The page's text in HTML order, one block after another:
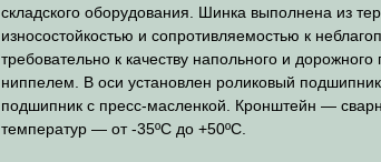
складского оборудования. Шинка выполнена из
износостойкостью и сопротивляемостью к
требовательно к качеству напольного и
ниппелем. В оси установлен роликовый
подшипник с пресс-масленкой. Кронштейн —
температур — от -35ºC до +50ºC.